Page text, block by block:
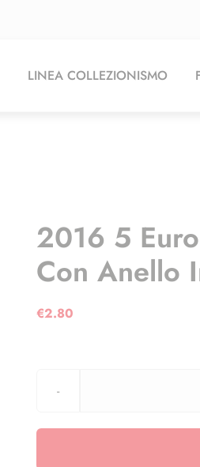
LINEA COLLEZIONISMO
2016 5
Con Anello
€2.80